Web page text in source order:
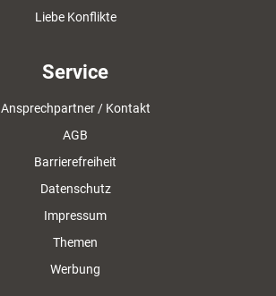
Liebe Konflikte
Service
Ansprechpartner / Kontakt
AGB
Barrierefreiheit
Datenschutz
Impressum
Themen
Werbung